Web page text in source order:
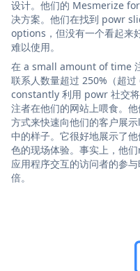
设计。他们的 Mesmerize
决方案。他们在找到 powr
options，但没有一个看起来
难以使用。
在 a small amount of time
联系人数量超过 250%（超
constantly 利用 powr 社交
注者在他们的网站上喂食。
方式来快速向他们的客户展
中的样子。它很好地展示了
色的现场体验。事实上，他
应用程序交互的访问者的参
倍。